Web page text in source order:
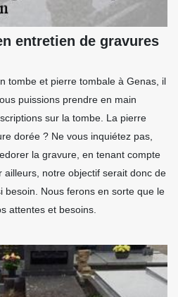
entretien de gravures
tombe et pierre tombale à Genas, il
puissions prendre en main
sur la tombe. La pierre
dorée ? Ne vous inquiétez pas,
la gravure, en tenant compte
ailleurs, notre objectif serait donc de
besoin. Nous ferons en sorte que le
attentes et besoins.